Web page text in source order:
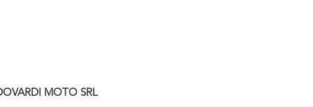
MOTO SRL